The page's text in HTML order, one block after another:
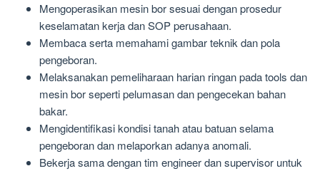
Mengoperasikan mesin bor sesuai dengan prosedur
keselamatan kerja dan SOP perusahaan.
Membaca serta memahami gambar teknik dan pola
pengeboran.
Melaksanakan pemeliharaan harian ringan pada tools dan
mesin bor seperti pelumasan dan pengecekan bahan
bakar.
Mengidentifikasi kondisi tanah atau batuan selama
pengeboran dan melaporkan adanya anomali.
Bekerja sama dengan tim engineer dan supervisor untuk